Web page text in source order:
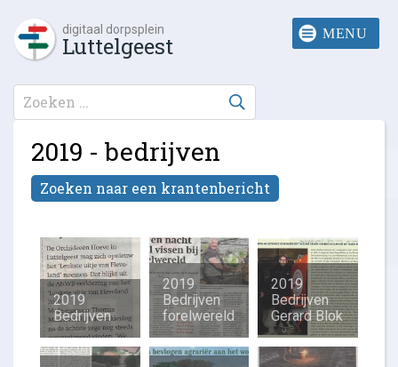
digitaal dorpsplein
Luttelgeest
2019 - bedrijven
Zoeken naar een krantenbericht
2019
Bedrijven
2019
Bedrijven
forelwereld
2019
Bedrijven
Gerard Blok